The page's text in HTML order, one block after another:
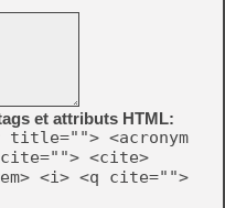
et attributs HTML:
<acronym
<cite>
<i> <q cite="">